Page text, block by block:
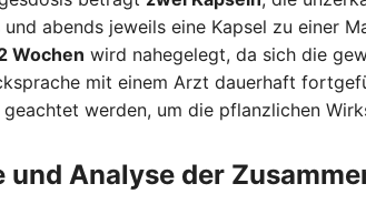
und abends jeweils eine Kapsel zu einer
Wochen wird nahegelegt, da sich die
mit einem Arzt dauerhaft
werden, um die pflanzlichen
Analyse der